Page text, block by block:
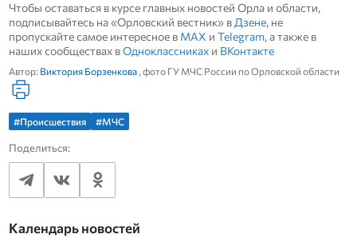
Чтобы оставаться в курсе главных новостей Орла и области,
подписывайтесь на «Орловский вестник» в Дзене, не
пропускайте самое интересное в MAX и Telegram, а также в
наших сообществах вОдноклассникахи ВКонтакте
Автор: Виктория Борзенкова, фото ГУ МЧС России по Орловской области
#Происшествия #МЧС
Поделиться:
Календарь новостей